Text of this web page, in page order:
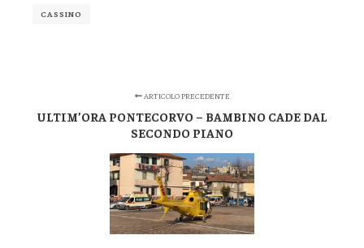
CASSINO
ARTICOLO PRECEDENTE
ULTIM’ORA PONTECORVO – BAMBINO CADE DAL
SECONDO PIANO